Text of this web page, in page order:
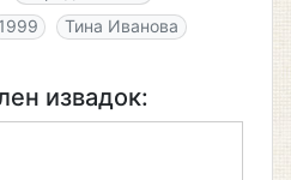
1999 Тина Иванова
извадок: